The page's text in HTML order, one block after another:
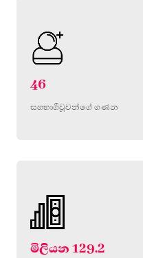
46
සහභාගීවූවන්ගේ ගණන
මිලියන 129.2